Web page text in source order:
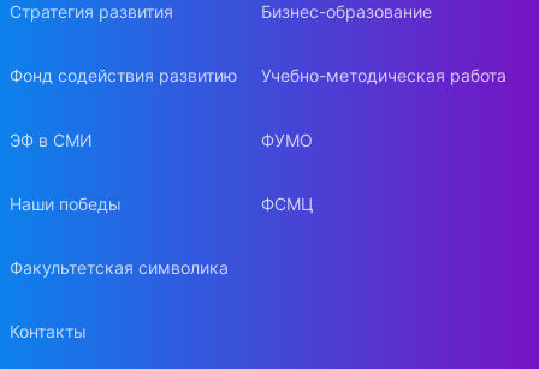
Стратегия развития
Фонд содействия развитию
ЭФ в СМИ
Наши победы
Факультетская символика
Контакты
Бизнес-образование
Учебно-методическая работа
ФУМО
ФСМЦ